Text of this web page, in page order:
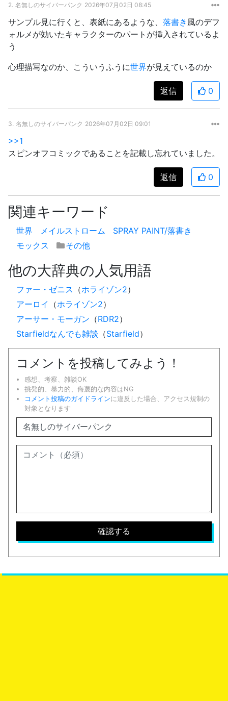
2. 名無しのサイバーパンク 2026年07月02日 08:45
サンプル見に行くと、表紙にあるような、 落書き 風のデフ
ォルメが効いたキャラクターのパートが挿入されているよ
う
心理描写なのか、こういうふうに世界が見えているのか
返信 0
3. 名無しのサイバーパンク 2026年07月02日 09:01
>>1
スピンオフコミックであることを記載し忘れていました。
返信 0
関連キーワード
世界 メイルストローム
SPRAY PAINT/落書き
モックス
その他
他の大辞典の人気用語
ファー・ゼニス （ホライゾン2）
アーロイ
（ホライゾン2）
アーサー・モーガン （RDR2）
Starfieldなんでも雑談 （Starfield）
コメントを投稿してみよう！
感想、考察、雑談OK
挑発的、暴力的、侮蔑的な内容はNG
コメント投稿のガイドラインに違反した場合、アクセス規制の
対象となります